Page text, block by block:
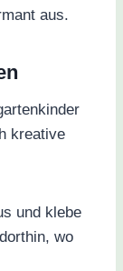
aus.
kreative
und klebe
wo